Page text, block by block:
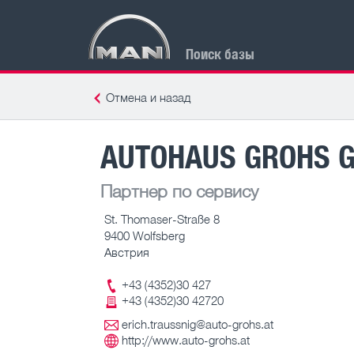
Поиск базы
Отмена и назад
AUTOHAUS GROHS
Партнер по сервису
St. Thomaser-Straße 8
9400 Wolfsberg
Австрия
+43 (4352)30 427
+43 (4352)30 42720
erich.traussnig@auto-grohs.at
http://www.auto-grohs.at